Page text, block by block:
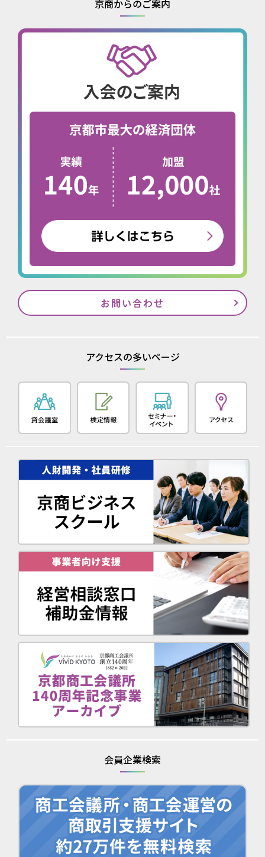
京商からのご案内
お問い合わせ
アクセスの多いページ
会員企業検索